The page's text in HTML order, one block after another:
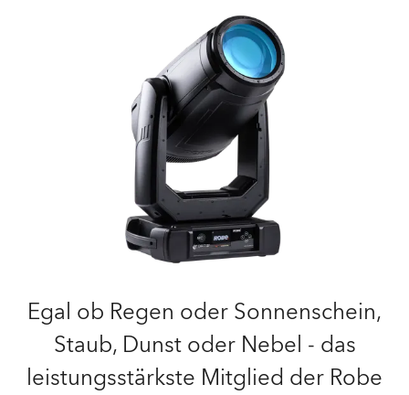
Egal ob Regen oder Sonnenschein,
Staub, Dunst oder Nebel - das
leistungsstärkste Mitglied der Robe